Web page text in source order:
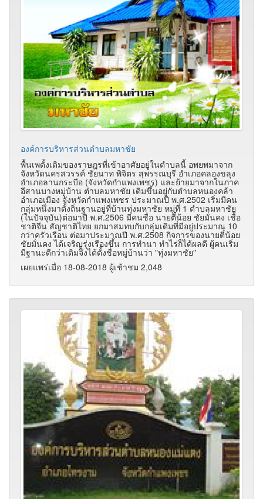
องค์การบริหารส่วนตำบลมหาชัย
พื้นเพดั้งเดิมของราษฎรที่เข้าอาศัยอยู่ในตำบลนี้ อพยพมาจาก
จังหวัดนครสวรรค์ ชัยนาท พิจิตร สุพรรณบุรี อำเภอคลองขลุง
อำเภอลานกระบือ (จังหวัดกำแพงเพชร) และย้ายมาจากในภาค
อีสานบางหมู่บ้าน ตำบลมหาชัย เดิมขึ้นอยู่กับตำบลหนองคล้า
อำเภอเมือง จังหวัดกำแพงเพชร ประมาณปี พ.ศ.2502 เริ่มมีคน
กลุ่มหนึ่งมาตั้งถิ่นฐานอยู่ที่บ้านทุ่งมหาชัย หมู่ที่ 1 ตำบลมหาชัย
(ในปัจจุบัน)ต่อมาปี พ.ศ.2506 มีคนชื่อ นายตี๋น้อย ชัยมั่นคง เชื้อ
ชาติจีน สัญชาติไทย ยกมาสมทบกับกลุ่มเดิมที่มีอยู่ประมาณ 10
กว่าครัวเรือน ต่อมาประมาณปี พ.ศ.2508 กิจการของนายตี๋น้อย
ชัยมั่นคง ได้เจริญรุ่งเรืองขึ้น การทำนา ทำไร่ก็ได้ผลดี ผู้คนเริ่ม
มีฐานะดีกว่าเดิมจึงได้ตั้งชื่อหมู่บ้านว่า "ทุ่งมหาชัย"
เผยแพร่เมื่อ 18-08-2018 ผู้เช้าชม 2,048